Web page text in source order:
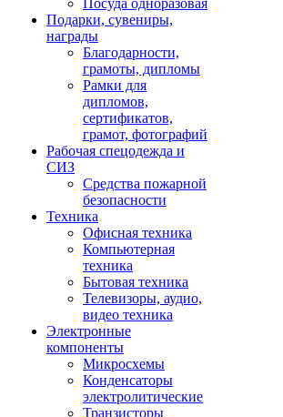
Посуда одноразовая
Подарки, сувениры,
награды
Благодарности,
грамоты, дипломы
Рамки для
дипломов,
сертификатов,
грамот, фотографий
Рабочая спецодежда и
СИЗ
Средства пожарной
безопасности
Техника
Офисная техника
Компьютерная
техника
Бытовая техника
Телевизоры, аудио,
видео техника
Электронные
компоненты
Микросхемы
Конденсаторы
электролитические
Транзисторы